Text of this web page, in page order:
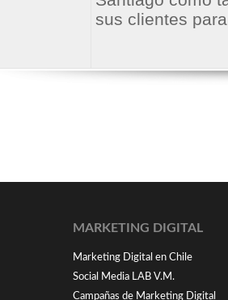
sus clientes
MARKETING DIGITAL
Marketing Digital en Chile
Social Media LAB V.M.
Campañas de Marketing Digital